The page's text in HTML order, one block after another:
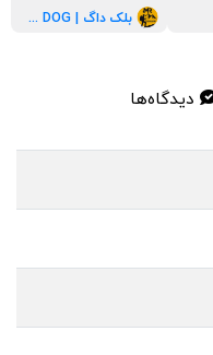
بلک داگ | BLACK DOG
دیدگاه‌ها